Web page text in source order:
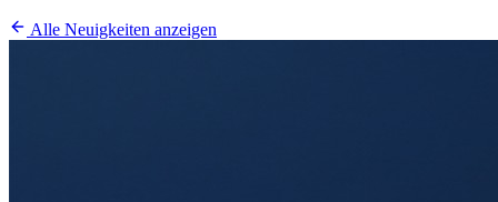
Alle Neuigkeiten anzeigen